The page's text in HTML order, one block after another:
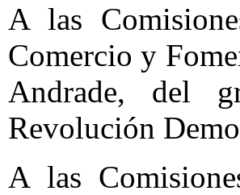
A las
Comercio y
Andrade, del
Revolución
A las